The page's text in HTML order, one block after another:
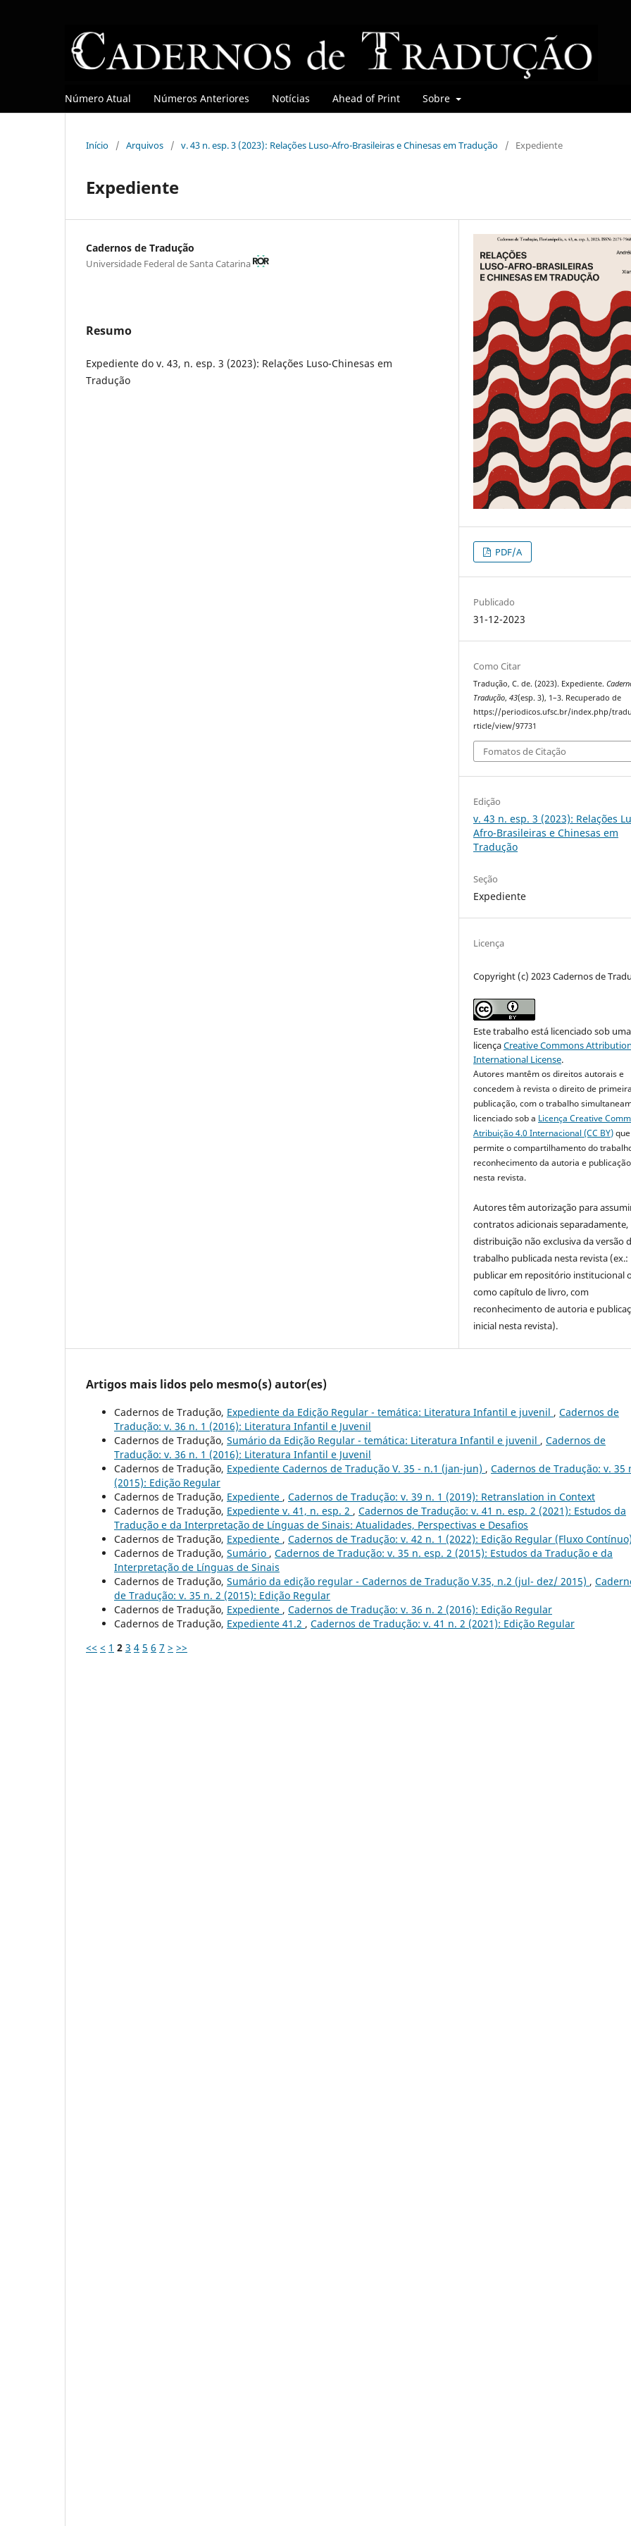
Número Atual Números Anteriores Notícias Ahead of Print Sobre
Início / Arquivos / v. 43 n. esp. 3 (2023): Relações Luso-Afro-Brasileiras e Chinesas em Tradução / Expediente
Expediente
Cadernos de Tradução
Universidade Federal de Santa Catarina
Resumo
Expediente do v. 43, n. esp. 3 (2023): Relações Luso-Chinesas em
Tradução
PDF/A
Publicado
31-12-2023
Como Citar
Tradução, C. de. (2023). Expediente.
Tradução,43(esp. 3), 1–3. Recuperado de
https://periodicos.ufsc.br/index.php/
rticle/view/97731
Fomatos de Citação
Edição
v. 43 n. esp. 3 (2023): Relações
Afro-Brasileiras e Chinesas em
Tradução
Seção
Expediente
Licença
Copyright (c) 2023 Cadernos de
Este trabalho está licenciado sob uma
licençaCreative Commons
International License.
Autores mantêm os direitos autorais e
concedem à revista o direito de
publicação, com o trabalho
licenciado sob a Licença Creative
Atribuição 4.0 Internacional (CC BY)que
permite o compartilhamento do
reconhecimento da autoria e
nesta revista.
Autores têm autorização para
contratos adicionais separadamente,
distribuição não exclusiva da versão
trabalho publicada nesta revista (ex.:
publicar em repositório institucional
como capítulo de livro, com
reconhecimento de autoria e
inicial nesta revista).
Artigos mais lidos pelo mesmo(s) autor(es)
Cadernos de Tradução, Expediente da Edição Regular - temática: Literatura Infantil e juvenil , Cadernos de
Tradução: v. 36 n. 1 (2016): Literatura Infantil e Juvenil
Cadernos de Tradução, Sumário da Edição Regular - temática: Literatura Infantil e juvenil , Cadernos de
Tradução: v. 36 n. 1 (2016): Literatura Infantil e Juvenil
Cadernos de Tradução, Expediente Cadernos de Tradução V. 35 - n.1 (jan-jun) , Cadernos de Tradução: v. 35
(2015): Edição Regular
Cadernos de Tradução, Expediente , Cadernos de Tradução: v. 39 n. 1 (2019): Retranslation in Context
Cadernos de Tradução, Expediente v. 41, n. esp. 2 , Cadernos de Tradução: v. 41 n. esp. 2 (2021): Estudos da
Tradução e da Interpretação de Línguas de Sinais: Atualidades, Perspectivas e Desafios
Cadernos de Tradução, Expediente , Cadernos de Tradução: v. 42 n. 1 (2022): Edição Regular (Fluxo
Cadernos de Tradução, Sumário , Cadernos de Tradução: v. 35 n. esp. 2 (2015): Estudos da Tradução e da
Interpretação de Línguas de Sinais
Cadernos de Tradução, Sumário da edição regular - Cadernos de Tradução V.35, n.2 (jul- dez/ 2015) ,
de Tradução: v. 35 n. 2 (2015): Edição Regular
Cadernos de Tradução, Expediente , Cadernos de Tradução: v. 36 n. 2 (2016): Edição Regular
Cadernos de Tradução, Expediente 41.2 , Cadernos de Tradução: v. 41 n. 2 (2021): Edição Regular
<< < 1 2 3 4 5 6 7 > >>